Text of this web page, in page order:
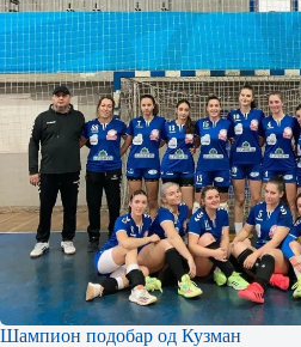
Шампион подобар од Кузман